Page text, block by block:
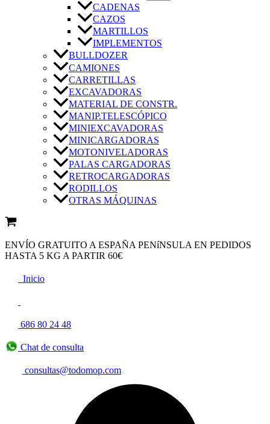
CADENAS
CAZOS
MARTILLOS
IMPLEMENTOS
BULLDOZER
CAMIONES
CARRETILLAS
EXCAVADORAS
MATERIAL DE CONSTR.
MANIP.TELESCÓPICO
MINIEXCAVADORAS
MINICARGADORAS
MOTONIVELADORAS
PALAS CARGADORAS
RETROCARGADORAS
RODILLOS
OTRAS MÁQUINAS
ENVÍO GRATUITO A ESPAÑA PENíNSULA EN PEDIDOS
HASTA 5 KG A PARTIR 60€
Inicio
686 80 24 48
Chat de consulta
consultas@todomop.com